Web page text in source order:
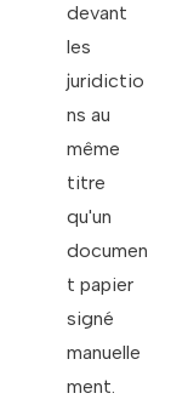
devant
les
juridictio
ns au
même
titre
qu'un
documen
t papier
signé
manuelle
ment.